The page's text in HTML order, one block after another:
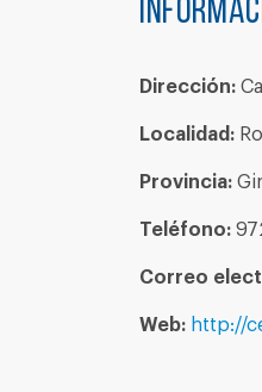
Dirección:
Localidad:
Provincia:
Teléfono:
Correo
Web: http://